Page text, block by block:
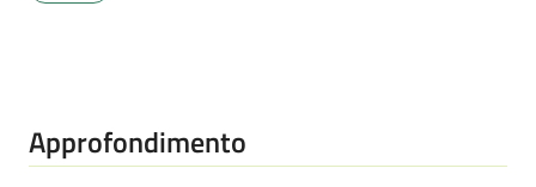
Approfondimento